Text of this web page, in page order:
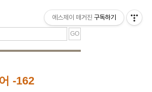
-162
에스제이 매거진 구독하기